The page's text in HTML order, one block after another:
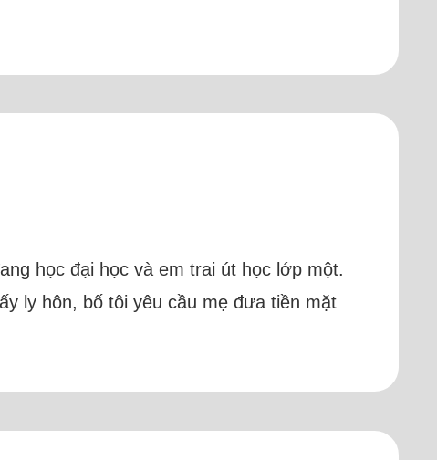
học đại học và em trai út học lớp một.
ly hôn, bố tôi yêu cầu mẹ đưa tiền mặt